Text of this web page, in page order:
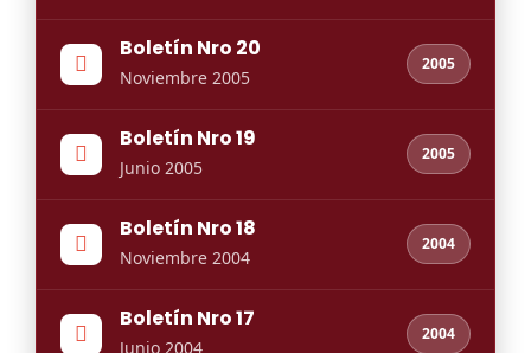
Boletín Nro 20
Noviembre 2005
2005
Boletín Nro 19
Junio 2005
2005
Boletín Nro 18
Noviembre 2004
2004
Boletín Nro 17
Junio 2004
2004